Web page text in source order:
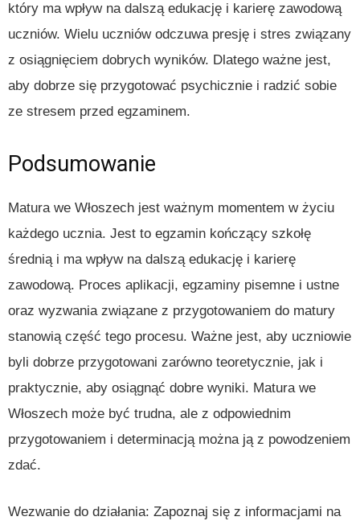
który ma wpływ na dalszą edukację i karierę zawodową
uczniów. Wielu uczniów odczuwa presję i stres związany
z osiągnięciem dobrych wyników. Dlatego ważne jest,
aby dobrze się przygotować psychicznie i radzić sobie
ze stresem przed egzaminem.
Podsumowanie
Matura we Włoszech jest ważnym momentem w życiu
każdego ucznia. Jest to egzamin kończący szkołę
średnią i ma wpływ na dalszą edukację i karierę
zawodową. Proces aplikacji, egzaminy pisemne i ustne
oraz wyzwania związane z przygotowaniem do matury
stanowią część tego procesu. Ważne jest, aby uczniowie
byli dobrze przygotowani zarówno teoretycznie, jak i
praktycznie, aby osiągnąć dobre wyniki. Matura we
Włoszech może być trudna, ale z odpowiednim
przygotowaniem i determinacją można ją z powodzeniem
zdać.
Wezwanie do działania: Zapoznaj się z informacjami na